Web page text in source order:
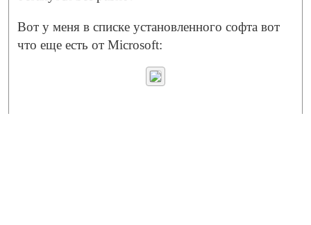
Вот у меня в списке установленного софта вот
что еще есть от Microsoft: